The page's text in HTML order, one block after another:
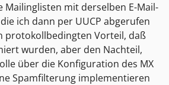
Mailinglisten mit derselben E-Mail-
ich dann per UUCP abgerufen
protokollbedingten Vorteil, daß
wurden, aber den Nachteil,
über die Konfiguration des MX
Spamfilterung implementieren